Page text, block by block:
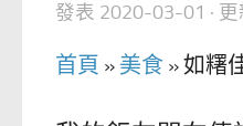
發表 2020-03-01 ·
首頁 » 美食 »如糬